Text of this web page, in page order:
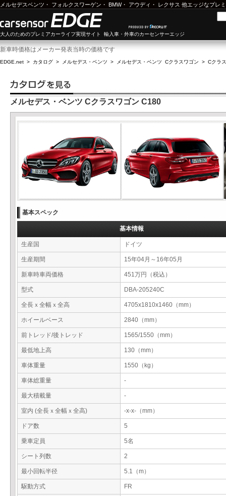
メルセデスベンツ ・ フォルクスワーゲン ・ BMW・ アウディ ・ レクサス 他エッジなプレ
大人のためのプレミアカーライフ実現サイト 輸入車・外車のカーセンサーエッジ
新車時価格はメーカー発表当時の価格です
EDGE.net > カタログ > メルセデス・ベンツ > メルセデス・ベンツ Cクラスワゴン > Cクラ
メルセデス・ベンツ Cクラスワゴン C180
基本スペック
基本情報
生産国 ドイツ
生産期間 15年04月～16年05月
新車時車両価格 451万円（税込）
型式 DBA-205240C
全長ｘ全幅ｘ全高 4705x1810x1460（mm）
ホイールベース 2840（mm）
前トレッド/後トレッド 1565/1550（mm）
最低地上高 130（mm）
車体重量 1550（kg）
車体総重量 -
最大積載量 -
室内 (全長ｘ全幅ｘ全高) -x-x-（mm）
ドア数 5
乗車定員 5名
シート列数 2
最小回転半径 5.1（m）
駆動方式 FR